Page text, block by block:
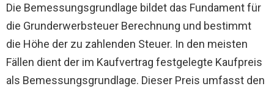
Die Bemessungsgrundlage bildet das Fundament für
die Grunderwerbsteuer Berechnung und bestimmt
die Höhe der zu zahlenden Steuer. In den meisten
Fällen dient der im Kaufvertrag festgelegte Kaufpreis
als Bemessungsgrundlage. Dieser Preis umfasst den